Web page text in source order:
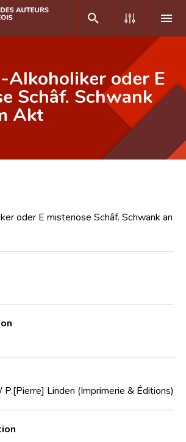
Alkoholiker oder E
Schâf. Schwank
Akt
oder E misteriöse Schâf. Schwank an
P.[Pierre] Linden (Imprimerie & Éditions)